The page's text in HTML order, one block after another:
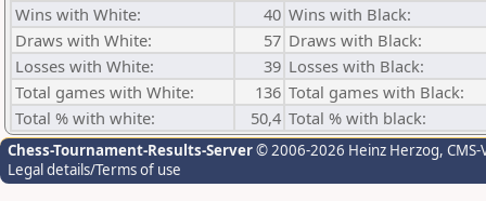
Wins with White:
40 Wins with Black:
Draws with White:
57 Draws with Black:
Losses with White:
39 Losses with Black:
Total games with White:
136 Total games with Black:
Total % with white:
50,4 Total % with black:
Chess-Tournament-Results-Server© 2006-2026 Heinz Herzog,
Legal details/Terms of use